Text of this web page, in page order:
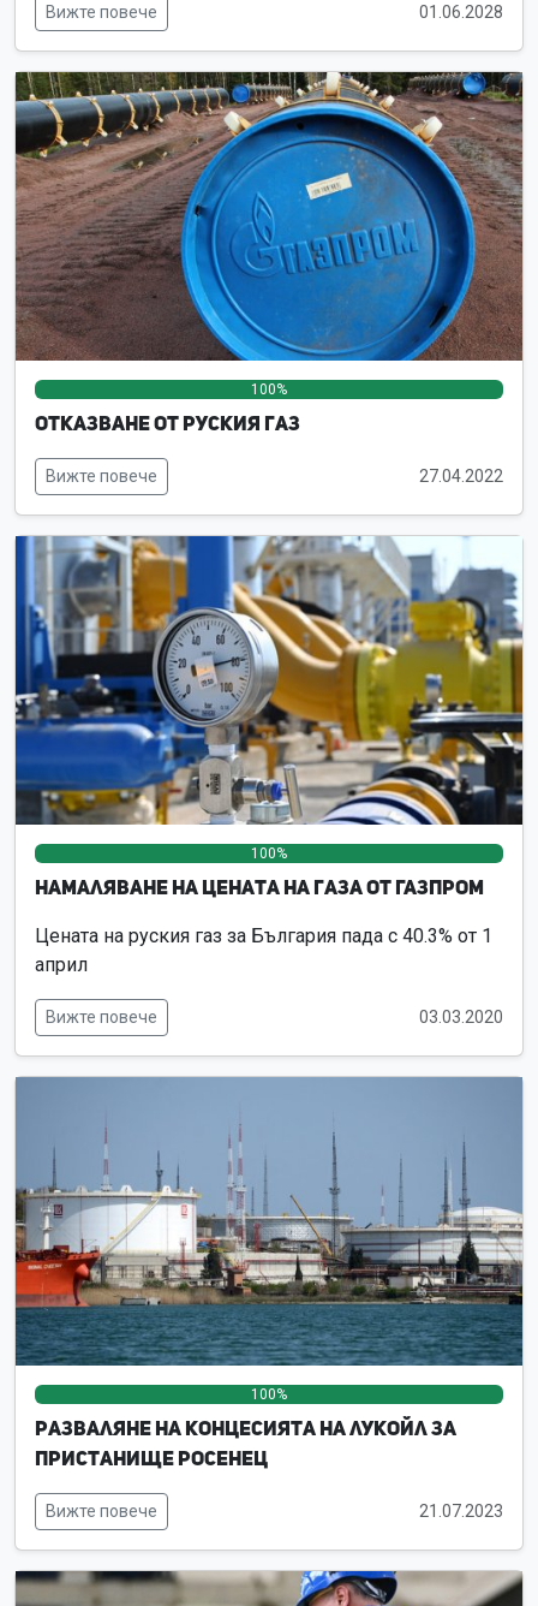
Вижте повече 01.06.2028
100%
Отказване от руския газ
Вижте повече 27.04.2022
100%
Намаляване на цената на газа от Газпром
Цената на руския газ за България пада с 40.3% от 1
април
Вижте повече 03.03.2020
100%
Разваляне на концесията на ЛУКойл за
пристанище Росенец
Вижте повече 21.07.2023